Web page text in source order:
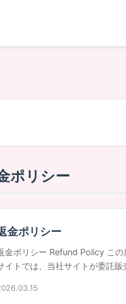
ポリシー
金ポリシー
金ポリシー Refund Policy この
イトでは、当社サイトが委託